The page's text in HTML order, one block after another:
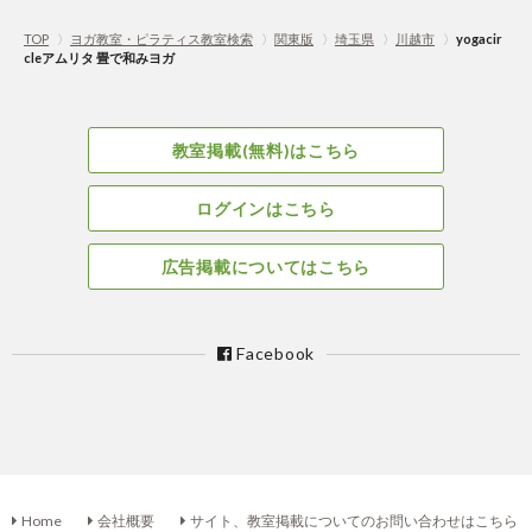
TOP 〉 ヨガ教室・ピラティス教室検索 〉 関東版 〉 埼玉県 〉 川越市 〉 yogacir
cleアムリタ 畳で和みヨガ
教室掲載(無料)はこちら
ログインはこちら
広告掲載についてはこちら
Facebook
Home 会社概要 サイト、教室掲載についてのお問い合わせはこちら